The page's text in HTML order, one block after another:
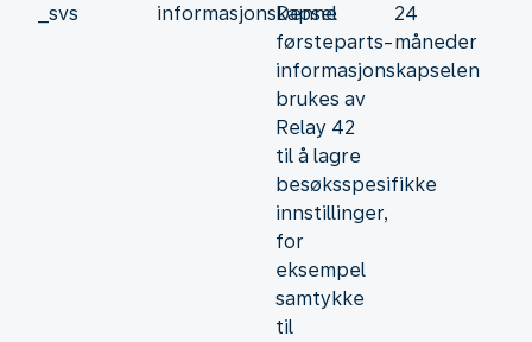
_svs informasjonskapsel
Denne
førsteparts-
informasjonskapselen
brukes av
Relay 42
til å lagre
besøksspesifikke
innstillinger,
for
eksempel
samtykke
til
24
måneder